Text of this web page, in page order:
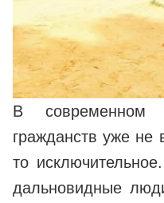
В современном
гражданств уже не
то
дальновидные